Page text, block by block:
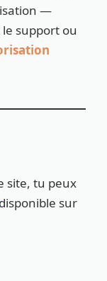
—
support ou
site, tu peux
disponible sur